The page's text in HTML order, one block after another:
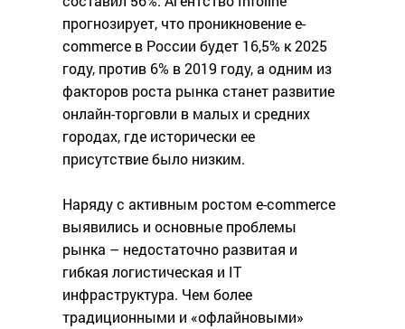
прогнозирует, что проникновение e-
commerce в России будет 16,5% к 2025
году, против 6% в 2019 году, а одним из
факторов роста рынка станет развитие
онлайн-торговли в малых и средних
городах, где исторически ее
присутствие было низким.
Наряду с активным ростом e-commerce
выявились и основные проблемы
рынка – недостаточно развитая и
гибкая логистическая и IT
инфраструктура. Чем более
традиционными и «офлайновыми»